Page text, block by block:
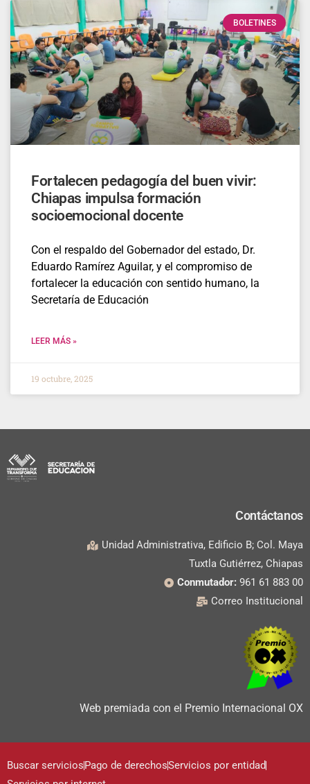
BOLETINES
Fortalecen pedagogía del buen vivir:
Chiapas impulsa formación
socioemocional docente
Con el respaldo del Gobernador del estado, Dr.
Eduardo Ramírez Aguilar, y el compromiso de
fortalecer la educación con sentido humano, la
Secretaría de Educación
LEER MÁS »
19 octubre, 2025
Contáctanos
Unidad Administrativa, Edificio B; Col. Maya
Tuxtla Gutiérrez, Chiapas
Conmutador: 961 61 883 00
Correo Institucional
Web premiada con el Premio Internacional OX
Buscar serviciosPago de derechosServicios por entidad